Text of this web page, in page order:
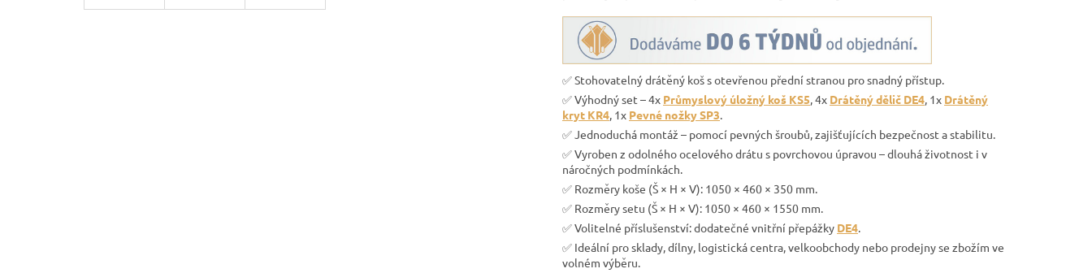
✅ Stohovatelný drátěný koš s otevřenou přední stranou pro snadný přístup.
✅ Výhodný set – 4x Průmyslový úložný koš KS5, 4x Drátěný dělič DE4, 1x Drátěný
kryt KR4, 1x Pevné nožky SP3.
✅ Jednoduchá montáž – pomocí pevných šroubů, zajišťujících bezpečnost a stabilitu.
✅ Vyroben z odolného ocelového drátu s povrchovou úpravou – dlouhá životnost i v
náročných podmínkách.
✅ Rozměry koše (Š × H × V): 1050 × 460 × 350 mm.
✅ Rozměry setu (Š × H × V): 1050 × 460 × 1550 mm.
✅ Volitelné příslušenství: dodatečné vnitřní přepážky DE4.
✅ Ideální pro sklady, dílny, logistická centra, velkoobchody nebo prodejny se zbožím ve
volném výběru.